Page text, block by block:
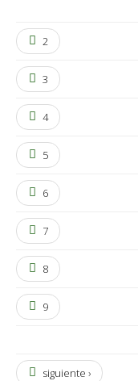
2
3
4
5
6
7
8
9
siguiente ›